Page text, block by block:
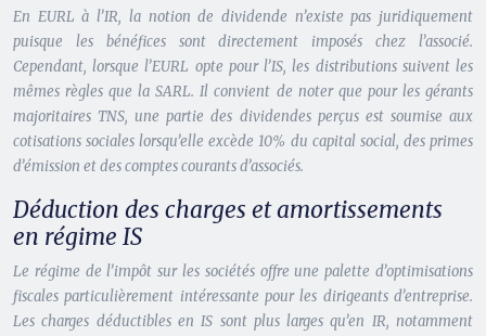
En EURL à l’IR, la notion de dividende n’existe pas juridiquement
puisque les bénéfices sont directement imposés chez l’associé.
Cependant, lorsque l’EURL opte pour l’IS, les distributions suivent les
mêmes règles que la SARL. Il convient de noter que pour les gérants
majoritaires TNS, une partie des dividendes perçus est soumise aux
cotisations sociales lorsqu’elle excède 10% du capital social, des primes
d’émission et des comptes courants d’associés.
Déduction des charges et amortissements
en régime IS
Le régime de l’impôt sur les sociétés offre une palette d’optimisations
fiscales particulièrement intéressante pour les dirigeants d’entreprise.
Les charges déductibles en IS sont plus larges qu’en IR, notamment